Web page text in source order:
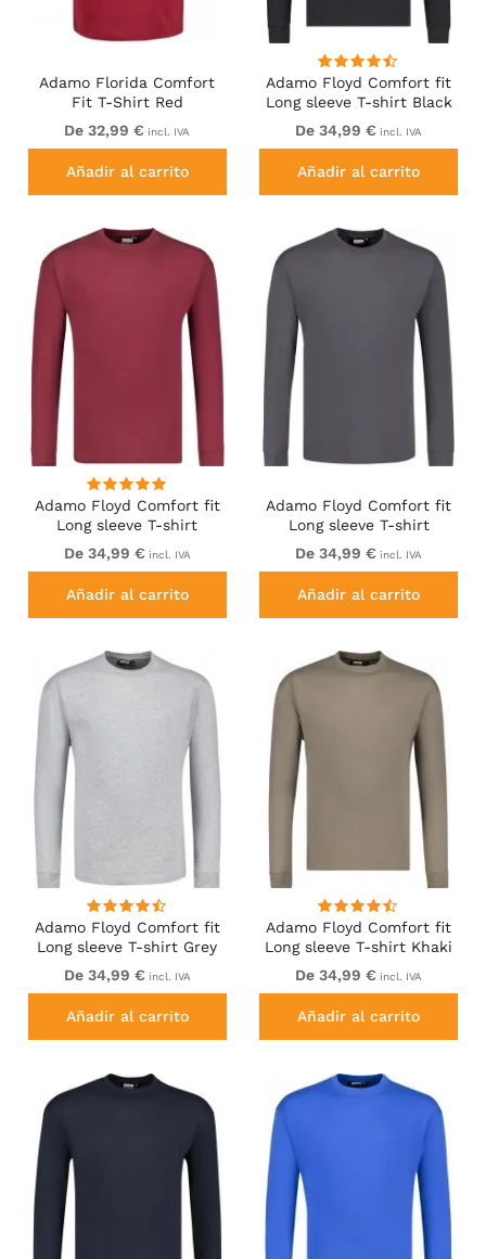
Adamo Florida Comfort
Fit T-Shirt Red
De 32,99 € incl. IVA
Añadir al carrito
Adamo Floyd Comfort fit
Long sleeve T-shirt Black
De 34,99 € incl. IVA
Añadir al carrito
Adamo Floyd Comfort fit
Long sleeve T-shirt
Burgundy
De 34,99 € incl. IVA
Añadir al carrito
Adamo Floyd Comfort fit
Long sleeve T-shirt
Charcoal
De 34,99 € incl. IVA
Añadir al carrito
Adamo Floyd Comfort fit
Long sleeve T-shirt Grey
De 34,99 € incl. IVA
Añadir al carrito
Adamo Floyd Comfort fit
Long sleeve T-shirt Khaki
De 34,99 € incl. IVA
Añadir al carrito